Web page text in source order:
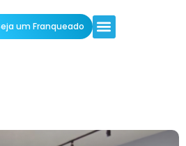
um Franqueado